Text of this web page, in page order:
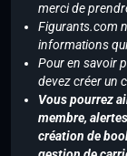
merci de
Figurants.com
informations
Pour en savoir
devez créer un
Vous pourrez
membre,
création de